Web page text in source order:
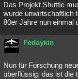
Das Projekt Shuttle
wurde unwirtschaftlich
80er Jahre nun einmal
Fedaykin
Nun für Forschung
überflüssig, das ist die